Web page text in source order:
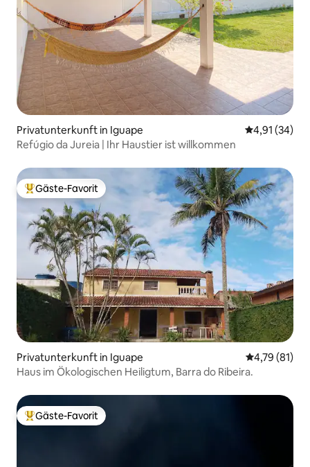
Privatunterkunft in Iguape
4,91 (34)
Refúgio da Jureia | Ihr Haustier ist willkommen
Beliebter Gäste-Favorit.
Gäste-Favorit
Privatunterkunft in Iguape
4,79 (81)
Haus im Ökologischen Heiligtum, Barra do Ribeira.
Beliebter Gäste-Favorit.
Gäste-Favorit